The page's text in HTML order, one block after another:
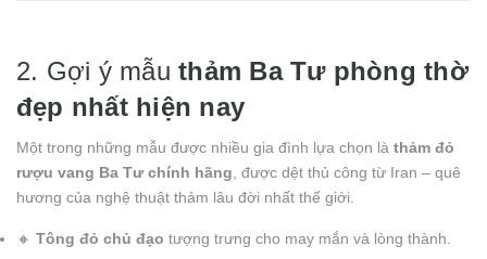
2. Gợi ý mẫuthảm Ba Tư phòng thờ
đẹp nhất hiện nay
Một trong những mẫu được nhiều gia đình lựa chọn là thảm đỏ
rượu vang Ba Tư chính hãng , được dệt thủ công từ Iran – quê
hương của nghệ thuật thảm lâu đời nhất thế giới.
🔸 Tông đỏ chủ đạo tượng trưng cho may mắn và lòng thành.